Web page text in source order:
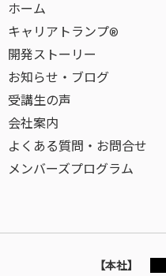
ホーム
キャリアトランプ®
開発ストーリー
お知らせ・ブログ
受講生の声
会社案内
よくある質問・お問合せ
メンバーズプログラム
【本社】